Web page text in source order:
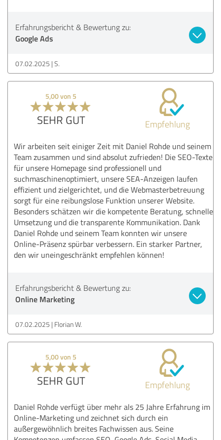
Erfahrungsbericht & Bewertung zu:
Google Ads
07.02.2025 S.
5,00 von 5
SEHR GUT Empfehlung
Wir arbeiten seit einiger Zeit mit Daniel Rohde und seinem
Team zusammen und sind absolut zufrieden! Die SEO-Texte
für unsere Homepage sind professionell und
suchmaschinenoptimiert, unsere SEA-Anzeigen laufen
effizient und zielgerichtet, und die Webmasterbetreuung
sorgt für eine reibungslose Funktion unserer Website.
Besonders schätzen wir die kompetente Beratung, schnelle
Umsetzung und die transparente Kommunikation. Dank
Daniel Rohde und seinem Team konnten wir unsere
Online-Präsenz spürbar verbessern. Ein starker Partner,
den wir uneingeschränkt empfehlen können!
Erfahrungsbericht & Bewertung zu:
Online Marketing
07.02.2025 Florian W.
5,00 von 5
SEHR GUT Empfehlung
Daniel Rohde verfügt über mehr als 25 Jahre Erfahrung im
Online-Marketing und zeichnet sich durch ein
außergewöhnlich breites Fachwissen aus. Seine